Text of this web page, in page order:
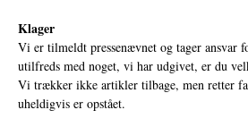
Klager
Vi er tilmeldt pressenævnet og tager ansvar
utilfreds med noget, vi har udgivet, er du
Vi trækker ikke artikler tilbage, men retter
uheldigvis er opstået.